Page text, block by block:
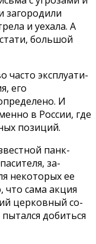
загородили
и уехала. А
большой
часто эксплуати­
его
И
в России, где
позиций.
панк-
за­
некоторых ее
что сама акция
церковный со­
добиться